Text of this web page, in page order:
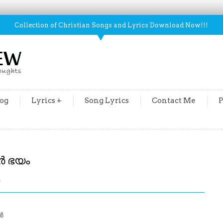
Collection of Christian Songs and Lyrics Download Now!!!
Lyrics + Song Lyrics Contact Me
ഭയം